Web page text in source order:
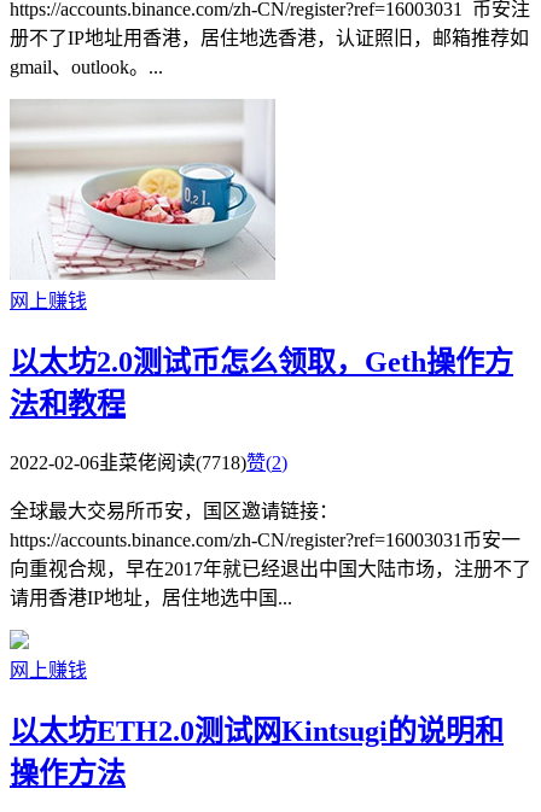
https://accounts.binance.com/zh-CN/register?ref=16003031 币安注
册不了IP地址用香港，居住地选香港，认证照旧，邮箱推荐如
gmail、outlook。...
网上赚钱
以太坊2.0测试币怎么领取，Geth操作方
法和教程
2022-02-06韭菜佬阅读(7718)赞(2)
全球最大交易所币安，国区邀请链接：
https://accounts.binance.com/zh-CN/register?ref=16003031币安一
向重视合规，早在2017年就已经退出中国大陆市场，注册不了
请用香港IP地址，居住地选中国...
网上赚钱
以太坊ETH2.0测试网Kintsugi的说明和
操作方法